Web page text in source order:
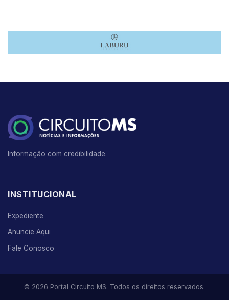
Informação com credibilidade.
INSTITUCIONAL
Expediente
Anuncie Aqui
Fale Conosco
© 2026 Portal Circuito MS. Todos os direitos reservados.